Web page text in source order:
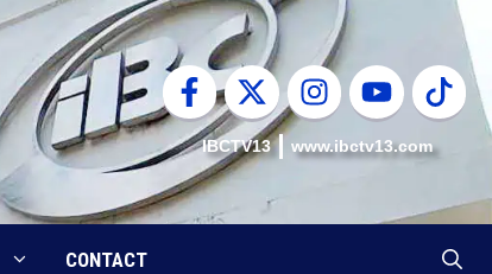
IBCTV13 www.ibctv13.com
CONTACT